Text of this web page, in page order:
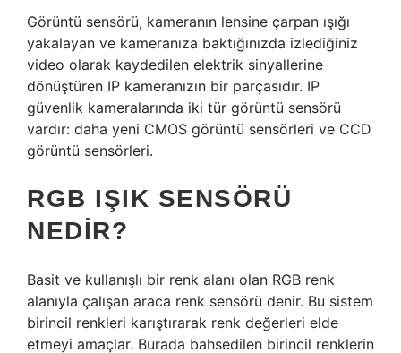
Görüntü sensörü, kameranın lensine çarpan ışığı
yakalayan ve kameranıza baktığınızda izlediğiniz
video olarak kaydedilen elektrik sinyallerine
dönüştüren IP kameranızın bir parçasıdır. IP
güvenlik kameralarında iki tür görüntü sensörü
vardır: daha yeni CMOS görüntü sensörleri ve CCD
görüntü sensörleri.
RGB IŞIK SENSÖRÜ
NEDIR?
Basit ve kullanışlı bir renk alanı olan RGB renk
alanıyla çalışan araca renk sensörü denir. Bu sistem
birincil renkleri karıştırarak renk değerleri elde
etmeyi amaçlar. Burada bahsedilen birincil renklerin